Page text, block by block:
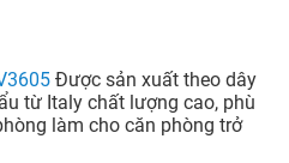
Được sản xuất theo dây
từ Italy chất lượng cao, phù
làm cho căn phòng trở